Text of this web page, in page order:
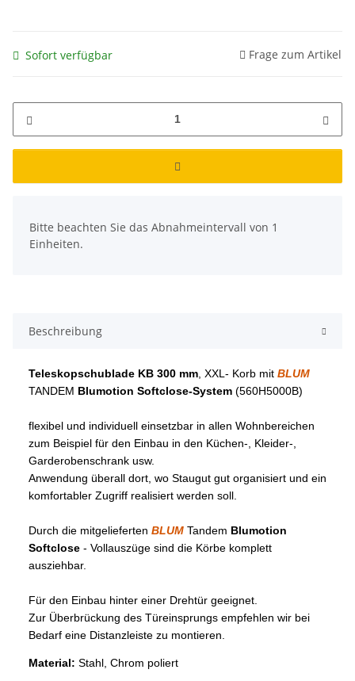
Sofort verfügbar Frage zum Artikel
Bitte beachten Sie das Abnahmeintervall von 1
Einheiten.
Beschreibung
Teleskopschublade KB 300 mm , XXL- Korb mit BLUM
TANDEM Blumotion Softclose-System (560H5000B)
flexibel und individuell einsetzbar in allen Wohnbereichen
zum Beispiel für den Einbau in den Küchen-, Kleider-,
Garderobenschrank usw.
Anwendung überall dort, wo Staugut gut organisiert und ein
komfortabler Zugriff realisiert werden soll.
Durch die mitgelieferten BLUM Tandem Blumotion
Softclose - Vollauszüge sind die Körbe komplett
ausziehbar.
Für den Einbau hinter einer Drehtür geeignet.
Zur Überbrückung des Türeinsprungs empfehlen wir bei
Bedarf eine Distanzleiste zu montieren.
Material: Stahl, Chrom poliert